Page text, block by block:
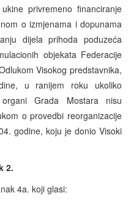
privremeno financiranje
o izmjenama i dopunama
dijela prihoda poduzeća
objekata Federacije
Visokog predstavnika,
u ranijem roku ukoliko
Grada Mostara nisu
o provedbi reorganizacije
godine, koju je donio Visoki
2.
4a. koji glasi: